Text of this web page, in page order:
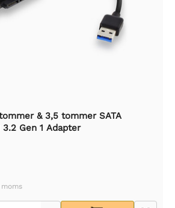
& 3,5 tommer SATA
Gen 1 Adapter